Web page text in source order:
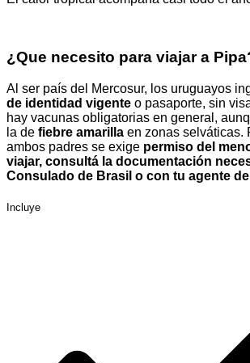
¿Que necesito para viajar a
Al ser país del Mercosur, los uruguayos
de identidad vigente o pasaporte, sin
hay vacunas obligatorias en general,
la de fiebre amarilla en zonas selváticas.
ambos padres se exige permiso del
viajar, consultá la documentación
Consulado de Brasil o con tu agente
Incluye